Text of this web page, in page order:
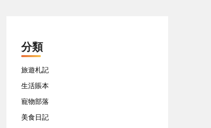
分類
旅遊札記
生活賬本
寵物部落
美食日記